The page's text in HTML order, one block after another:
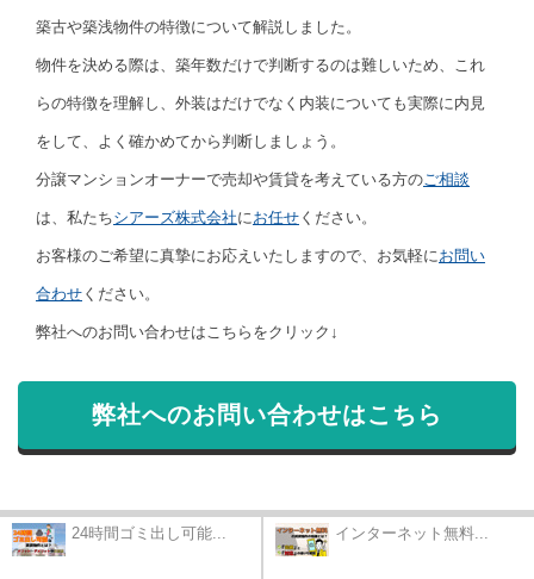
築古や築浅物件の特徴について解説しました。
物件を決める際は、築年数だけで判断するのは難しいため、これ
らの特徴を理解し、外装はだけでなく内装についても実際に内見
をして、よく確かめてから判断しましょう。
分譲マンションオーナーで売却や賃貸を考えている方のご相談
は、私たちシアーズ株式会社にお任せ ください。
お客様のご希望に真摯にお応えいたしますので、お気軽にお問い
合わせ ください。
弊社へのお問い合わせはこちらをクリック↓
弊社へのお問い合わせはこちら
24時間ゴミ出し可能... インターネット無料...